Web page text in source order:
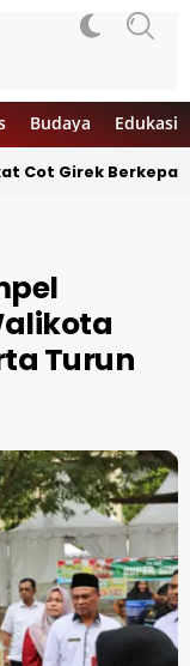
Budaya Edukasi
Cot Girek
Turun